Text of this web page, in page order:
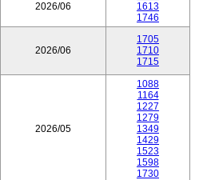
2026/06
1613
1746
2026/06
1705
1710
1715
2026/05
1088
1164
1227
1279
1349
1429
1523
1598
1730